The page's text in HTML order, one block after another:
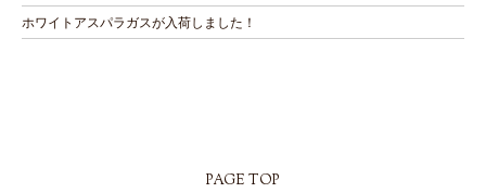
ホワイトアスパラガスが入荷しました！
PAGE TOP